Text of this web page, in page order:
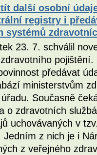
další osobní
registry i
systémů
23. 7. schválil
předávat
ministerstvům
Současně
o zdravotních
uchovávaných v
Jedním z nich je i
z veřejného